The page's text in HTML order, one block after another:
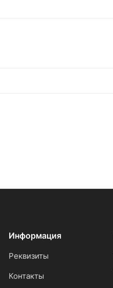
Информация
Реквизиты
Контакты